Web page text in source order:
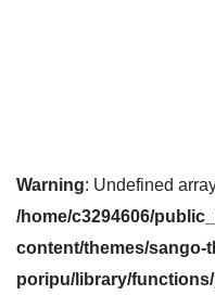
Warning: Undefined
/home/c3294606/
content/themes/sango-
poripu/library/